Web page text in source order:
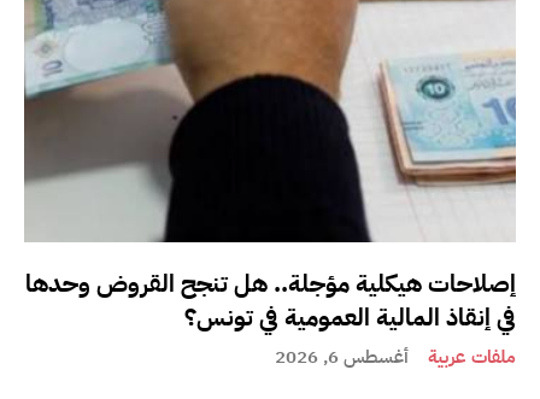
إصلاحات هيكلية مؤجلة.. هل تنجح القروض وحدها
في إنقاذ المالية العمومية في تونس؟
ملفات عربية أغسطس 6, 2026